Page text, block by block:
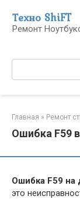
контенту
Техно ShiFT
Ремонт
Поиск:
Главная » Ремонт
Ошибка F59
Ошибка F59
это